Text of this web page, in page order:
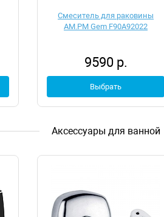
Смеситель для раковины
AM.PM Gem F90A92022
9590 р.
Выбрать
Аксессуары для ванной